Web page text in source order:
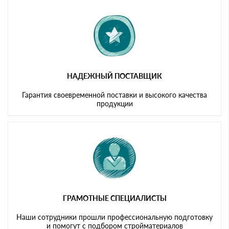
НАДЕЖНЫЙ ПОСТАВЩИК
Гарантия своевременной поставки и высокого качества
продукции
ГРАМОТНЫЕ СПЕЦИАЛИСТЫ
Наши сотрудники прошли профессиональную подготовку
и помогут с подбором стройматериалов